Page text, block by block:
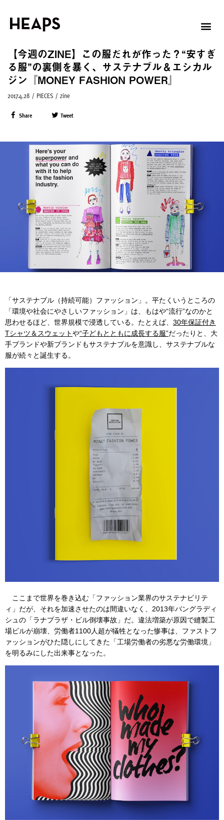
【今週のZINE】この服だれが作った？“安すぎ
る服”の裏側を暴く、サステナブル＆エシカル
ジン『MONEY FASHION POWER』
2017.4.28 / PIECES / zine
Share Tweet
「サステナブル（持続可能）ファッション」。平たくいうところの
「環境や社会にやさしいファッション」は、もはや“流行”なのかと
思わせるほど、世界規模で浸透している。たとえば、 30年保証付き
Tシャツ＆スウェットや“子どもとともに成長する服”だったりと、大
手ブランドや新ブランドもサステナブルを意識し、サステナブルな
服が続々と誕生する。
ここまで世界を巻き込む「ファッション業界のサステナビリテ
ィ」だが、それを加速させたのは間違いなく、2013年バングラディ
シュの「ラナプラザ・ビル倒壊事故」だ。違法増築が原因で縫製工
場ビルが崩壊、労働者1100人超が犠牲となった惨事は、ファストフ
ァッションがひた隠しにしてきた「工場労働者の劣悪な労働環境」
を明るみにした出来事となった。